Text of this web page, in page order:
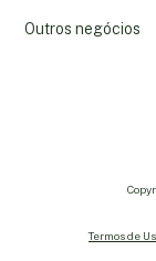
Outros negócios
Termos de